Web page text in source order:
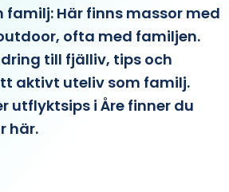
familj: Här finns massor med
ofta med familjen.
till fjälliv, tips och
aktivt uteliv som familj.
utflyktsips i Åre finner du
här.